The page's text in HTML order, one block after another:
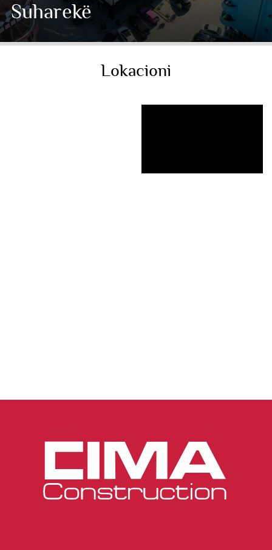
Suharekë
Lokacioni